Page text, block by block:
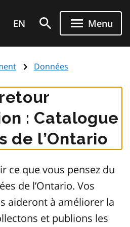
EN Menu
Données
: Catalogue
de l’Ontario
ce que vous pensez du
de l’Ontario. Vos
aideront à améliorer la
et publions les